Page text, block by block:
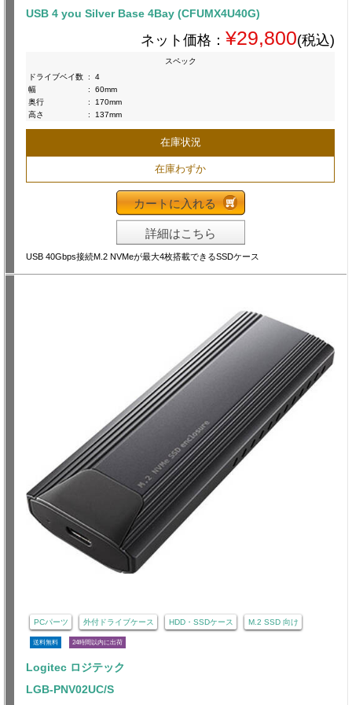
USB 4 you Silver Base 4Bay (CFUMX4U40G)
ネット価格： ¥29,800(税込)
スペック
ドライブベイ数 :
4
幅
:
60mm
奥行
:
170mm
高さ
: 137mm
在庫状況
在庫わずか
カートに入れる
詳細はこちら
USB 40Gbps接続M.2 NVMeが最大4枚搭載できるSSDケース
PCパーツ 外付ドライブケース HDD・SSDケース M.2 SSD 向け
送料無料 24時間以内に出荷
Logitec ロジテック
LGB-PNV02UC/S